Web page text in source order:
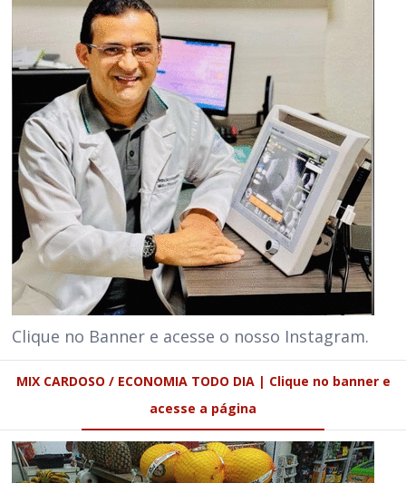
Clique no Banner e acesse o nosso Instagram.
MIX CARDOSO / ECONOMIA TODO DIA | Clique no banner e
acesse a página